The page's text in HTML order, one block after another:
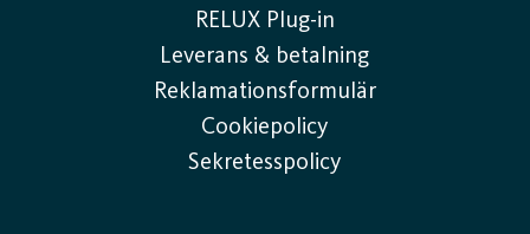
RELUX Plug-in
Leverans & betalning
Reklamationsformulär
Cookiepolicy
Sekretesspolicy